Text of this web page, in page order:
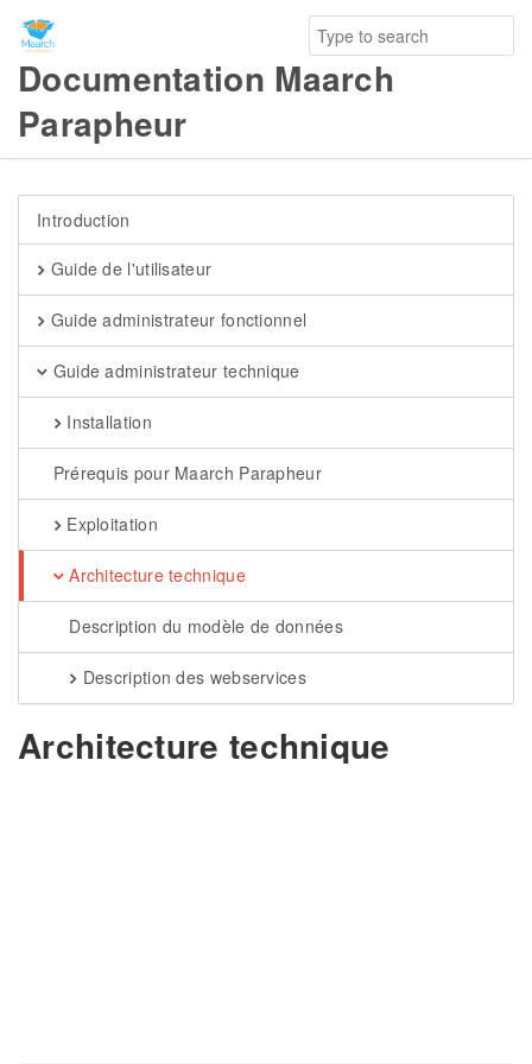
Documentation Maarch
Parapheur
Introduction
Guide de l'utilisateur
Guide administrateur fonctionnel
Guide administrateur technique
Installation
Prérequis pour Maarch Parapheur
Exploitation
Architecture technique
Description du modèle de données
Description des webservices
Architecture technique